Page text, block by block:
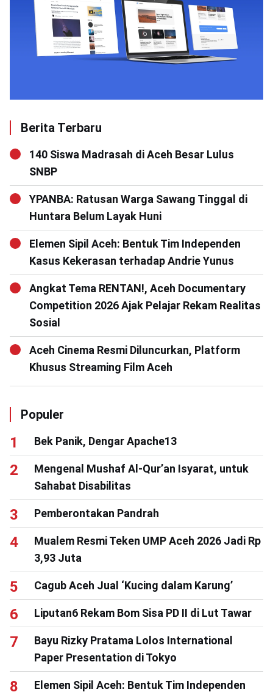
Berita Terbaru
140 Siswa Madrasah di Aceh Besar Lulus
SNBP
YPANBA: Ratusan Warga Sawang Tinggal di
Huntara Belum Layak Huni
Elemen Sipil Aceh: Bentuk Tim Independen
Kasus Kekerasan terhadap Andrie Yunus
Angkat Tema RENTAN!, Aceh Documentary
Competition 2026 Ajak Pelajar Rekam Realitas
Sosial
Aceh Cinema Resmi Diluncurkan, Platform
Khusus Streaming Film Aceh
Populer
Bek Panik, Dengar Apache13
Mengenal Mushaf Al-Qur’an Isyarat, untuk
Sahabat Disabilitas
Pemberontakan Pandrah
Mualem Resmi Teken UMP Aceh 2026 Jadi Rp
3,93 Juta
Cagub Aceh Jual ‘Kucing dalam Karung’
Liputan6 Rekam Bom Sisa PD II di Lut Tawar
Bayu Rizky Pratama Lolos International
Paper Presentation di Tokyo
Elemen Sipil Aceh: Bentuk Tim Independen